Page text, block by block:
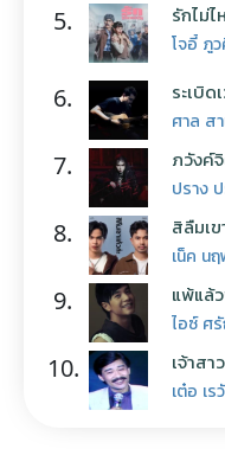
5. รักไม่ไ
โจอี้ ภู
6. ระเบิด
ศาล ส
7. ภวังค์
ปราง
8. สิลืมเข
เน็ค น
9. แพ้แล้
ไอซ์ ศ
10. เจ้าส
เต๋อ เ